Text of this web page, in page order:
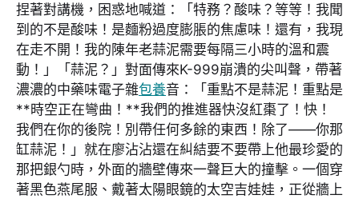
捏著對講機，困惑地喊道：「特務？酸味？等等！我聞
到的不是酸味！是麵粉過度膨脹的焦慮味！還有，我現
在走不開！我的陳年老蒜泥需要每隔三小時的溫和震
動！」「蒜泥？」對面傳來K-999崩潰的尖叫聲，帶著
濃濃的中藥味電子雜包養音：「重點不是蒜泥！重點是
**時空正在彎曲！**我們的推進器快沒紅棗了！快！
我們在你的後院！別帶任何多餘的東西！除了——你那
缸蒜泥！」就在廖沾沾還在糾結要不要帶上他最珍愛的
那把銀勺時，外面的牆壁傳來一聲巨大的撞擊。一個穿
著黑色燕尾服、戴著太陽眼鏡的太空吉娃娃，正從牆上